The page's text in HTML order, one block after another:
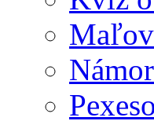
Pexeso